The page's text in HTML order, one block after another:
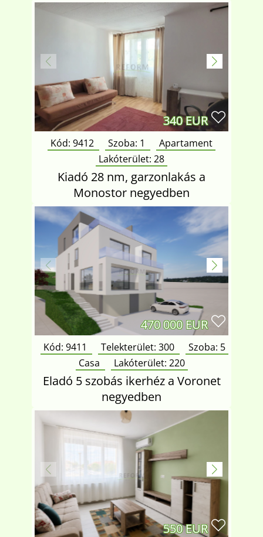
340 EUR
Kód: 9412 Szoba: 1
Apartament
Lakóterület: 28
Kiadó 28 nm, garzonlakás a
Monostor negyedben
470 000 EUR
Kód: 9411 Telekterület: 300 Szoba: 5
Casa
Lakóterület: 220
Eladó 5 szobás ikerhéz a Voronet
negyedben
550 EUR